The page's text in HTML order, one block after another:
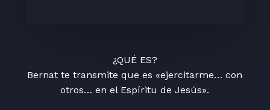
¿QUÉ ES?
Bernat te transmite que es «ejercitarme… con
otros… en el Espíritu de Jesús».